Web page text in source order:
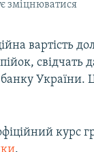
зміцнюватися
вартість
свідчать
України.
курс